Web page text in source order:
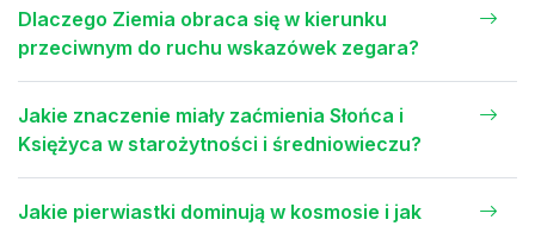
Dlaczego Ziemia obraca się w kierunku
przeciwnym do ruchu wskazówek zegara?
Jakie znaczenie miały zaćmienia Słońca i
Księżyca w starożytności i średniowieczu?
Jakie pierwiastki dominują w kosmosie i jak